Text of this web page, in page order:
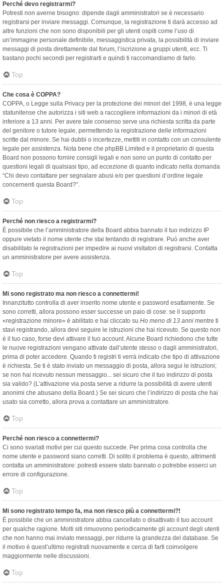
Perché devo registrarmi?
Potresti non averne bisogno: dipende dagli amministratori se è necessario
registrarsi per inviare messaggi. Comunque, la registrazione ti darà accesso ad
altre funzioni che non sono disponibili per gli utenti ospiti come l’uso di
un’immagine personale definibile, messaggistica privata, la possibilità di inviare
messaggi di posta direttamente dal forum, l’iscrizione a gruppi utenti, ecc. Ti
bastano pochi secondi per registrarti e quindi ti raccomandiamo di farlo.
Top
Che cosa è COPPA?
COPPA, o Legge sulla Privacy per la protezione dei minori del 1998, è una legge
statunitense che autorizza i siti web a raccogliere informazioni da i minori di età
inferiore a 13 anni. Per avere tale consenso serve una richiesta scritta da parte
del genitore o tutore legale, permettendo la registrazione delle informazioni
scritte dal minore. Se hai dubbi o incertezze, mettiti in contatto con un consulente
legale per assistenza. Nota bene che phpBB Limited e il proprietario di questa
Board non possono fornire consigli legali e non sono un punto di contatto per
questioni legali di qualsiasi tipo, ad eccezione di quanto indicato nella domanda
“Chi devo contattare per segnalare abusi e/o per questioni d’ordine legale
concernenti questa Board?”.
Top
Perché non riesco a registrarmi?
È possibile che l’amministratore della Board abbia bannato il tuo indirizzo IP
oppure vietato il nome utente che stai tentando di registrare. Può anche aver
disabilitato le registrazioni per impedire ai nuovi visitatori di registrarsi. Contatta
un amministratore per avere assistenza.
Top
Mi sono registrato ma non riesco a connettermi!
Innanzitutto controlla di aver inserito nome utente e password esattamente. Se
sono corretti, allora possono esser successe un paio di cose: se il supporto
«registrazione minore» è abilitato e hai cliccato su Ho meno di 13 anni mentre ti
stavi registrando, allora devi seguire le istruzioni che hai ricevuto. Se questo non
è il tuo caso, forse devi attivare il tuo account. Alcune Board richiedono che tutte
le nuove registrazioni vengano attivate dall’utente stesso o dagli amministratori,
prima di poter accedere. Quando ti registri ti verrà indicato che tipo di attivazione
è richiesta. Se ti è stato inviato un messaggio di posta, allora segui le istruzioni;
se non hai ricevuto nessun messaggio... sei sicuro che il tuo indirizzo di posta
sia valido? (L’attivazione via posta serve a ridurre la possibilità di avere utenti
anonimi che abusano della Board.) Se sei sicuro che l’indirizzo di posta che hai
usato sia corretto, allora prova a contattare un amministratore.
Top
Perché non riesco a connettermi?
Ci sono svariati motivi per cui questo succede. Per prima cosa controlla che
nome utente e password siano corretti. Di solito il problema è questo, altrimenti
contatta un amministratore: potresti essere stato bannato o potrebbe esserci un
errore di configurazione.
Top
Mi sono registrato tempo fa, ma non riesco più a connettermi?!
È possibile che un amministratore abbia cancellato o disattivato il tuo account
per qualche ragione. Molti siti rimuovono periodicamente gli account degli utenti
che non hanno mai inviato messaggi, per ridurre la grandezza del database. Se
il motivo è quest’ultimo registrati nuovamente e cerca di farti coinvolgere
maggiormente nelle discussioni.
Top